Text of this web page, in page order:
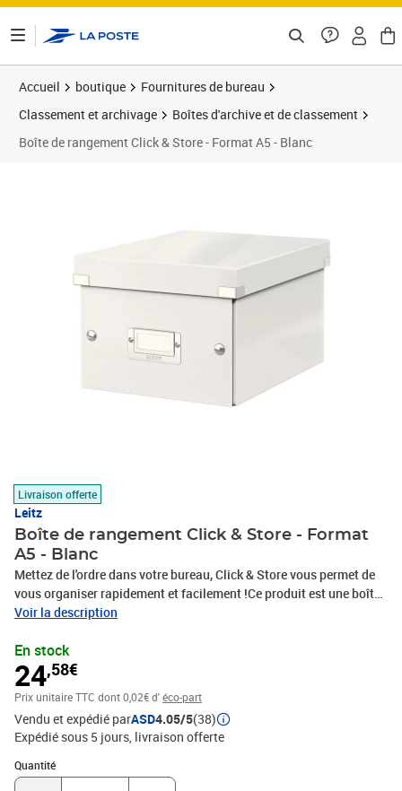
Accueil boutique
Fournitures de bureau
Classement et archivage
Boîtes d'archive et de classement
Boîte de rangement Click & Store - Format A5 - Blanc
Livraison offerte
Leitz
Boîte de rangement Click & Store - Format
A5 - Blanc
Mettez de l'ordre dans votre bureau, Click & Store vous permet de
vous organiser rapidement et facilement !Ce produit est une boîte
de rangement transportable universelle pour documents A5 avec
efficace. Le porte-étiquette simplifie le classement. Montage par
bouton pression. Pliable pour un rangement peu encombrant
lorsqu'elle n'est pas utilisée. Design moderne et contemporain our
apporter une touche esthétique au bureau ou à la maison.La
finition PP laquée confère à cette boîte un aspect de qualité
supérieure, pour une utilisation durable et une élimination facile
de la poussièrePorte-étiquette pour un classement aisé.Poignées
en métal solides pour un transport aisé.Boîte pliable et facile à
Voir la description
En stock
24,58€
Prix unitaire TTC dont 0,02€ d'éco-part
Vendu et expédié parASD4.05/5(38)
Expédié sous 5 jours livraison offerte
Quantité
Quantité : 1